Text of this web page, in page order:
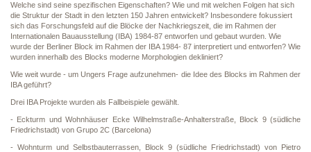
Welche sind seine spezifischen Eigenschaften? Wie und mit welchen Folgen hat sich
die Struktur der Stadt in den letzten 150 Jahren entwickelt? Insbesondere fokussiert
sich das Forschungsfeld auf die Blöcke der Nachkriegszeit, die im Rahmen der
Internationalen Bauausstellung (IBA) 1984-87 entworfen und gebaut wurden. Wie
wurde der Berliner Block im Rahmen der IBA 1984- 87 interpretiert und entworfen? Wie
wurden innerhalb des Blocks moderne Morphologien dekliniert?
Wie weit wurde - um Ungers Frage aufzunehmen- die Idee des Blocks im Rahmen der
IBA geführt?
Drei IBA Projekte wurden als Fallbeispiele gewählt.
- Eckturm und Wohnhäuser Ecke Wilhelmstraße-Anhalterstraße, Block 9 (südliche
Friedrichstadt) von Grupo 2C (Barcelona)
- Wohnturm und Selbstbauterrassen, Block 9 (südliche Friedrichstadt) von Pietro